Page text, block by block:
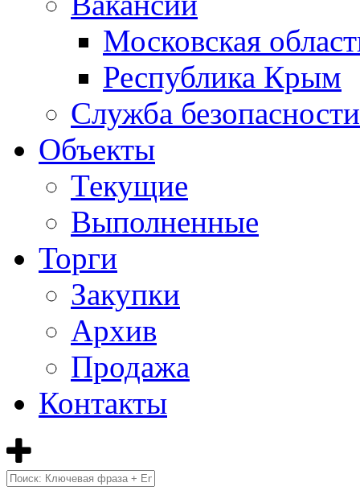
Московская
Республика Крым
Служба безопасности
Объекты
Текущие
Выполненные
Торги
Закупки
Архив
Продажа
Контакты